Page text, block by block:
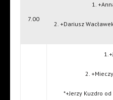
7.00
1.
2. +Dariusz
2.
*+Jerzy Kuzdro